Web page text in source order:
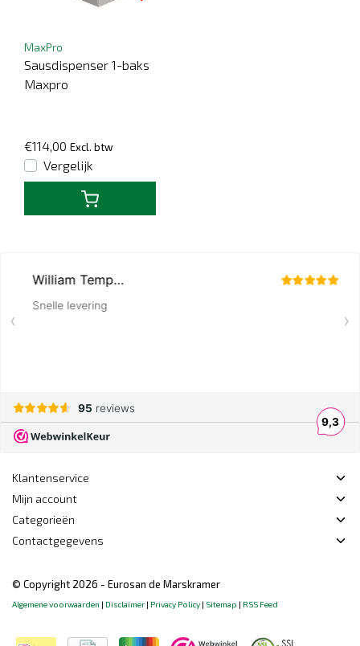
MaxPro
Sausdispenser 1-baks
Maxpro
€114,00 Excl. btw
Vergelijk
Klantenservice
Mijn account
Categorieën
Contactgegevens
© Copyright 2026 - Eurosan de Marskramer
Algemene voorwaarden | Disclaimer| Privacy Policy | Sitemap | RSS Feed